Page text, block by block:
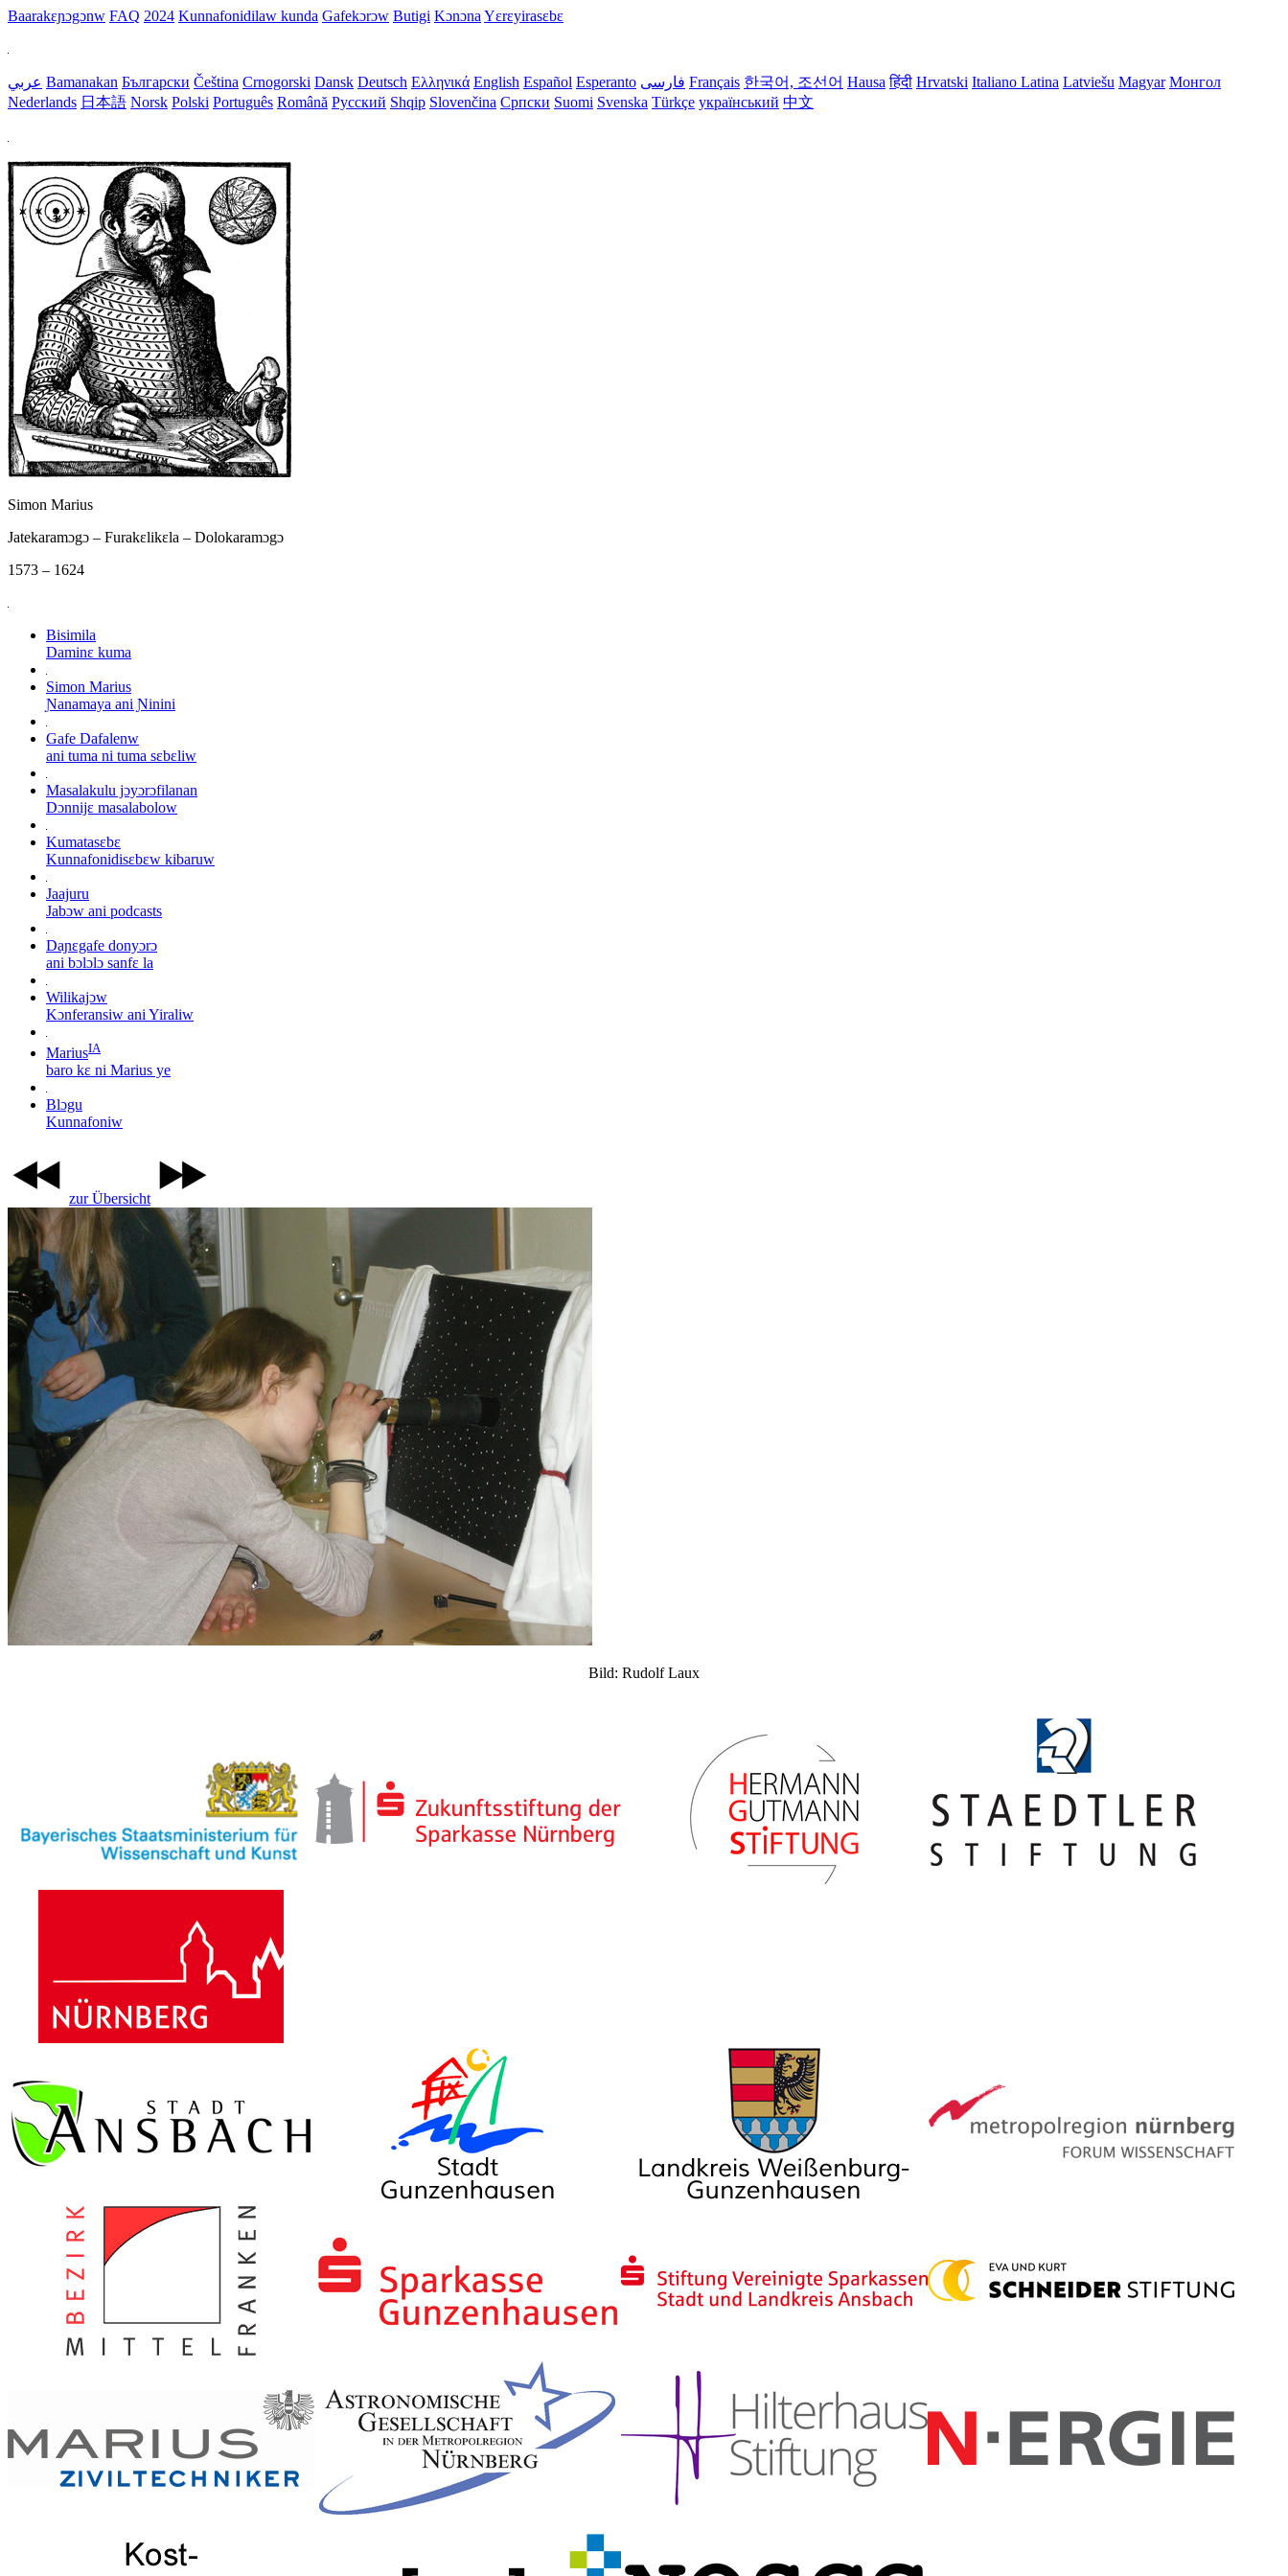
Baarakɛɲɔgɔnw FAQ 2024 Kunnafonidilaw kunda Gafekɔrɔw Butigi Kɔnɔna Yɛrɛyirasɛbɛ
عربي Bamanakan Български Čeština Crnogorski Dansk Deutsch Ελληνικά English Español Esperanto فارسی Français 한국어, 조선어 Hausa हिंदी Hrvatski Italiano Latina Latviešu Magyar Монгол
Nederlands 日本語 Norsk Polski Português Română Русский Shqip Slovenčina Српски Suomi Svenska Türkçe український 中文
Simon Marius
Jatekaramɔgɔ – Furakɛlikɛla – Dolokaramɔgɔ
1573 – 1624
Bisimila
Daminɛ kuma
Simon Marius
Ɲanamaya ani Ɲinini
Gafe Dafalenw
ani tuma ni tuma sɛbɛliw
Masalakulu jɔyɔrɔfilanan
Dɔnnijɛ masalabolow
Kumatasɛbɛ
Kunnafonidisɛbɛw kibaruw
Jaajuru
Jabɔw ani podcasts
Daɲɛgafe donyɔrɔ
ani bɔlɔlɔ sanfɛ la
Wilikajɔw
Kɔnferansiw ani Yiraliw
MariusIA
baro kɛ ni Marius ye
Blɔgu
Kunnafoniw
zur Übersicht
Bild: Rudolf Laux